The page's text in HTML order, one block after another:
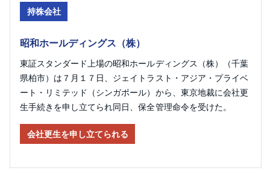
持株会社
昭和ホールディングス（株）
東証スタンダード上場の昭和ホールディングス（株）（千葉
県柏市）は７月１７日、ジェイトラスト・アジア・プライベ
ート・リミテッド（シンガポール）から、東京地裁に会社更
生手続きを申し立てられ同日、保全管理命令を受けた。
会社更生を申し立てられる